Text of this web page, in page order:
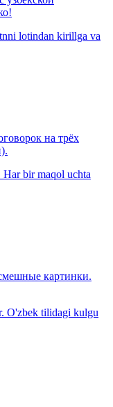
lotindan kirillga va
на трёх
bir maqol uchta
картинки.
O'zbek tilidagi kulgu